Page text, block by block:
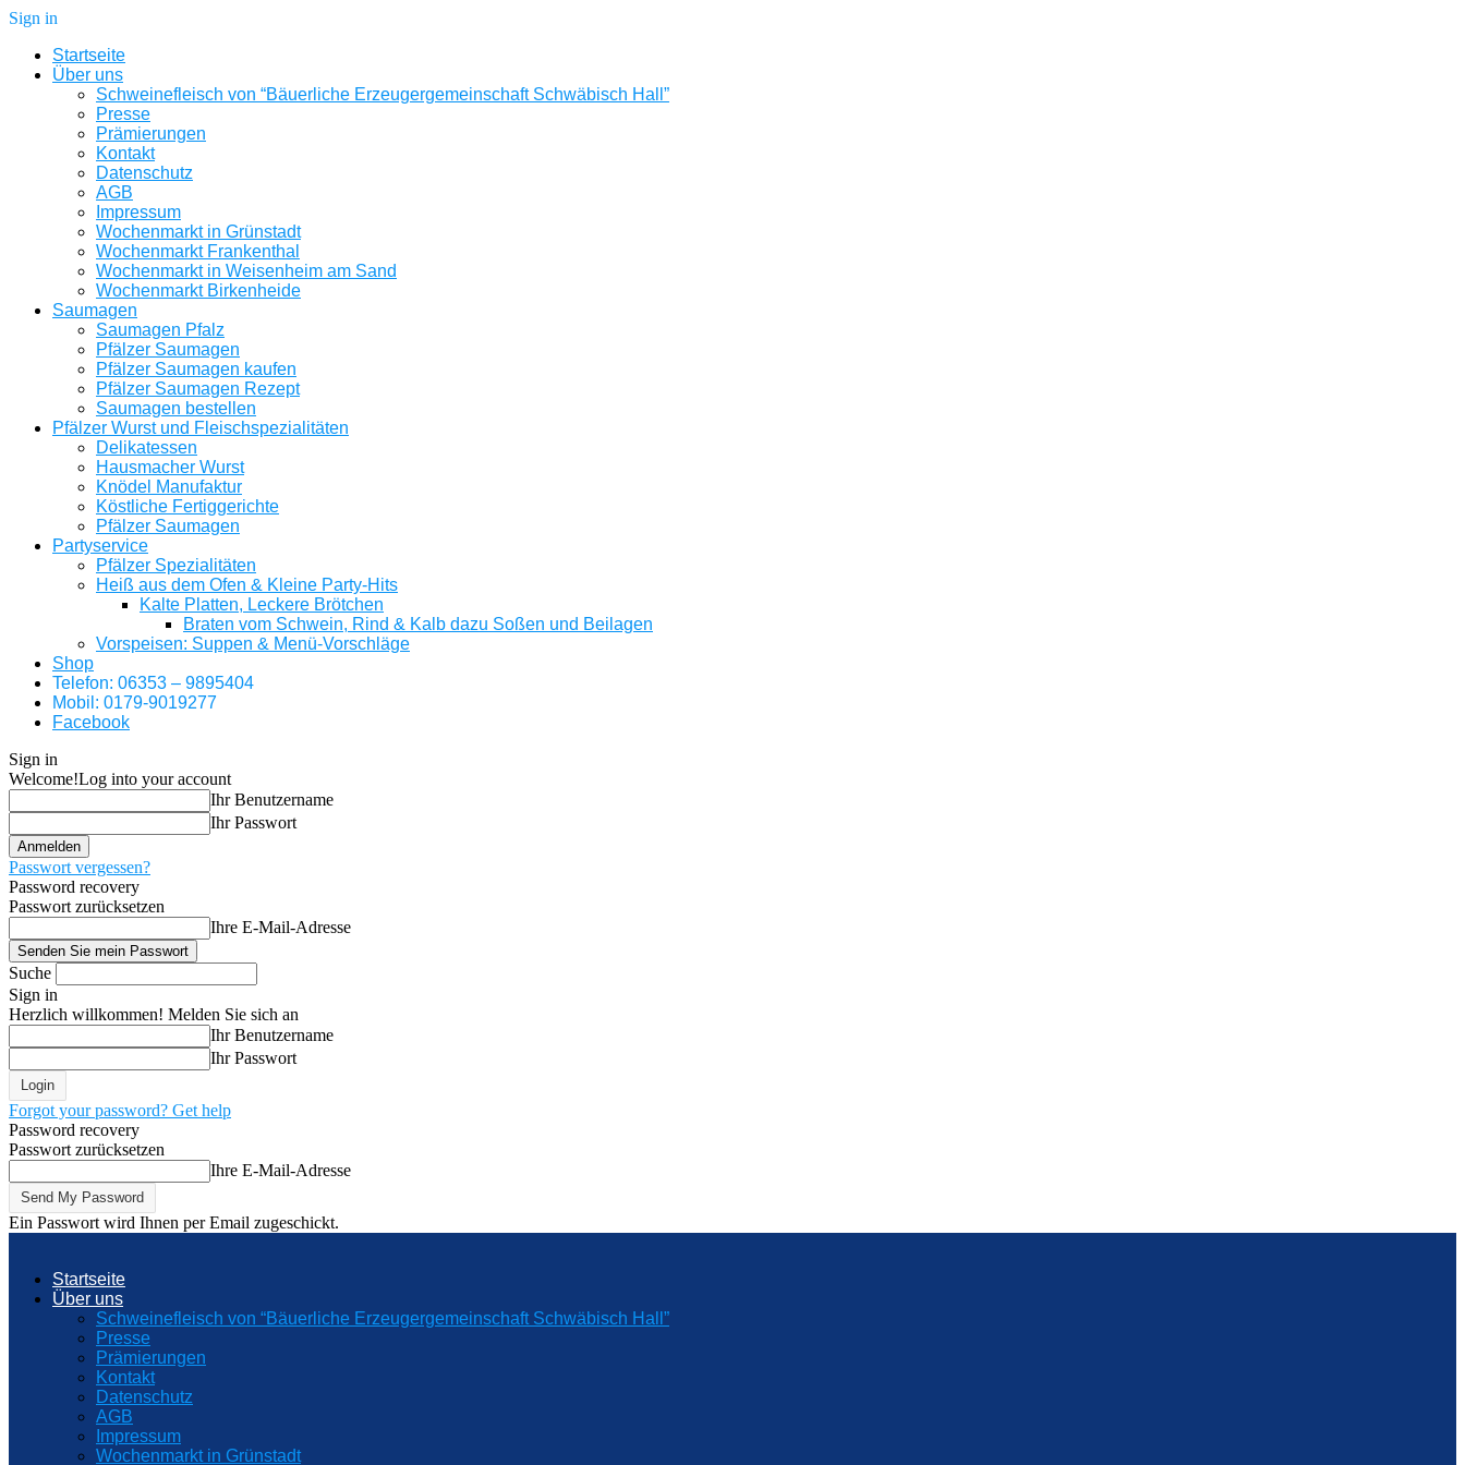
Sign in
Startseite
Über uns
Schweinefleisch von “Bäuerliche Erzeugergemeinschaft Schwäbisch Hall”
Presse
Prämierungen
Kontakt
Datenschutz
AGB
Impressum
Wochenmarkt in Grünstadt
Wochenmarkt Frankenthal
Wochenmarkt in Weisenheim am Sand
Wochenmarkt Birkenheide
Saumagen
Saumagen Pfalz
Pfälzer Saumagen
Pfälzer Saumagen kaufen
Pfälzer Saumagen Rezept
Saumagen bestellen
Pfälzer Wurst und Fleischspezialitäten
Delikatessen
Hausmacher Wurst
Knödel Manufaktur
Köstliche Fertiggerichte
Pfälzer Saumagen
Partyservice
Pfälzer Spezialitäten
Heiß aus dem Ofen & Kleine Party-Hits
Kalte Platten, Leckere Brötchen
Braten vom Schwein, Rind & Kalb dazu Soßen und Beilagen
Vorspeisen: Suppen & Menü-Vorschläge
Shop
Telefon: 06353 – 9895404
Mobil: 0179-9019277
Facebook
Sign in
Welcome!Log into your account
Ihr Benutzername
Ihr Passwort
Passwort vergessen?
Password recovery
Passwort zurücksetzen
Ihre E-Mail-Adresse
Suche
Sign in
Herzlich willkommen! Melden Sie sich an
Ihr Benutzername
Ihr Passwort
Forgot your password? Get help
Password recovery
Passwort zurücksetzen
Ihre E-Mail-Adresse
Ein Passwort wird Ihnen per Email zugeschickt.
Startseite
Über uns
Schweinefleisch von “Bäuerliche Erzeugergemeinschaft Schwäbisch Hall”
Presse
Prämierungen
Kontakt
Datenschutz
AGB
Impressum
Wochenmarkt in Grünstadt